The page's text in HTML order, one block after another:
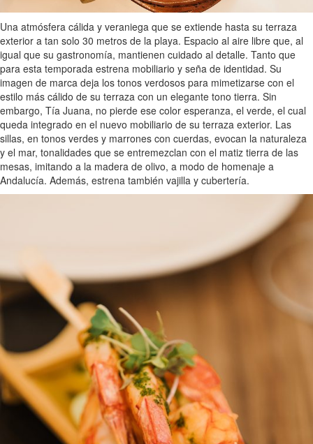
Una atmósfera cálida y veraniega que se extiende hasta su terraza
exterior a tan solo 30 metros de la playa. Espacio al aire libre que, al
igual que su gastronomía, mantienen cuidado al detalle. Tanto que
para esta temporada estrena mobiliario y seña de identidad. Su
imagen de marca deja los tonos verdosos para mimetizarse con el
estilo más cálido de su terraza con un elegante tono tierra. Sin
embargo, Tía Juana, no pierde ese color esperanza, el verde, el cual
queda integrado en el nuevo mobiliario de su terraza exterior. Las
sillas, en tonos verdes y marrones con cuerdas, evocan la naturaleza
y el mar, tonalidades que se entremezclan con el matiz tierra de las
mesas, imitando a la madera de olivo, a modo de homenaje a
Andalucía. Además, estrena también vajilla y cubertería.